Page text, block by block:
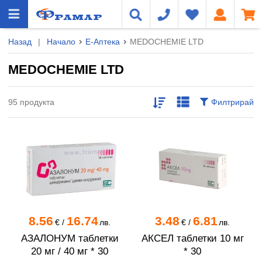
Назад | Начало Е-Аптека MEDOCHEMIE LTD
MEDOCHEMIE LTD
95 продукта Филтрирай
8.56 €/ 16.74лв.
АЗАЛОНУМ таблетки
20 мг / 40 мг * 30
3.48 €/ 6.81лв.
АКСЕЛ таблетки 10 мг
* 30